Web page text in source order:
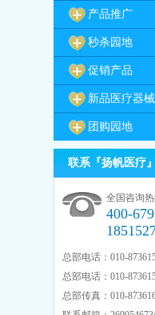
产品推广
秒杀园地
促销产品
新品医疗器械
团购园地
联系『扬帆医疗』
全国咨询热
400-
总部电话：010-
总部电话：010-
总部传真：010-